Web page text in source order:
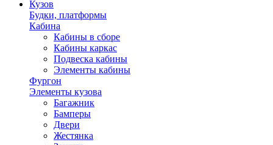
Кузов
Будки, платформы
Кабина
Кабины в сборе
Кабины каркас
Подвеска кабины
Элементы кабины
Фургон
Элементы кузова
Багажник
Бамперы
Двери
Жестянка